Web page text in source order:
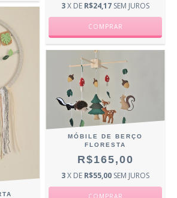
3X DE R$24,17 SEM JUROS
MÓBILE DE BERÇO
FLORESTA
R$165,00
3X DE R$55,00 SEM JUROS